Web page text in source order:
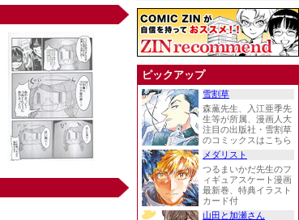
ピックアップ
雪割草
森薫先生、入江亜季先
生等が所属、漫画人大
注目の出版社・雪割草
のコミックスはこちら
メダリスト
つるまいかだ先生のフ
ィギュアスケート漫画
最新巻、特典イラスト
カード付
山田と加瀬さん